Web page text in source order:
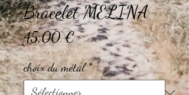
Bracelet MELINA
45,00 €Prix
choix du métal*